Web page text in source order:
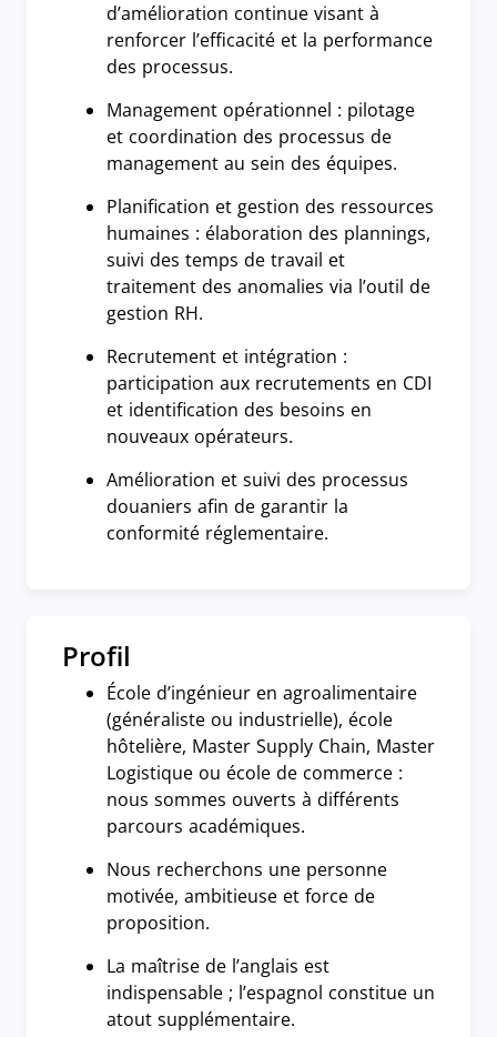
d’amélioration continue visant à
renforcer l’efficacité et la performance
des processus.
Management opérationnel : pilotage
et coordination des processus de
management au sein des équipes.
Planification et gestion des ressources
humaines : élaboration des plannings,
suivi des temps de travail et
traitement des anomalies via l’outil de
gestion RH.
Recrutement et intégration :
participation aux recrutements en CDI
et identification des besoins en
nouveaux opérateurs.
Amélioration et suivi des processus
douaniers afin de garantir la
conformité réglementaire.
Profil
École d’ingénieur en agroalimentaire
(généraliste ou industrielle), école
hôtelière, Master Supply Chain, Master
Logistique ou école de commerce :
nous sommes ouverts à différents
parcours académiques.
Nous recherchons une personne
motivée, ambitieuse et force de
proposition.
La maîtrise de l’anglais est
indispensable ; l’espagnol constitue un
atout supplémentaire.